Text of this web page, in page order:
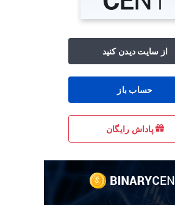
از سایت دیدن کنید
حساب باز
پاداش رایگان